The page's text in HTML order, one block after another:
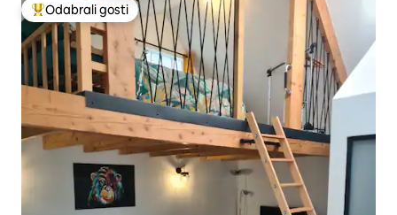
Među najviše rangiranima s oznakom „Odabrali gosti”
Odabrali gosti